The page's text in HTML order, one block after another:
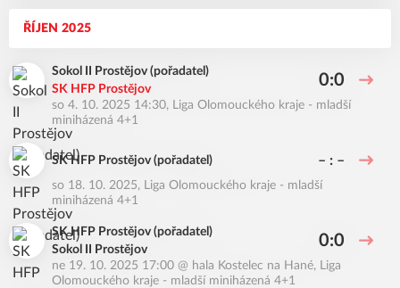
ŘÍJEN 2025
Sokol II Prostějov (pořadatel)
SK HFP Prostějov
0:0
so 4. 10. 2025 14:30, Liga Olomouckého kraje - mladší
miniházená 4+1
SK HFP Prostějov (pořadatel) – : –
so 18. 10. 2025, Liga Olomouckého kraje - mladší
miniházená 4+1
SK HFP Prostějov (pořadatel)
Sokol II Prostějov
0:0
ne 19. 10. 2025 17:00 @ hala Kostelec na Hané, Liga
Olomouckého kraje - mladší miniházená 4+1